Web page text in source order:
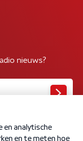
nieuws?